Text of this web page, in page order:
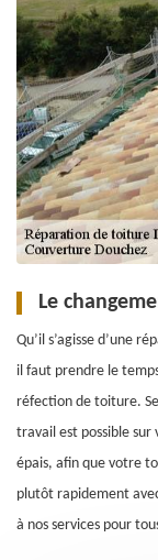
Le
Qu’il s’agisse d’une
il faut prendre le
réfection de toiture.
travail est possible
épais, afin que votre
plutôt rapidement
à nos services pour